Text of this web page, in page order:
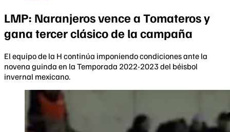
LMP: Naranjeros vence a Tomateros y
gana tercer clásico de la campaña
El equipo de la H continúa imponiendo condiciones ante la
novena guinda en la Temporada 2022-2023 del béisbol
invernal mexicano.